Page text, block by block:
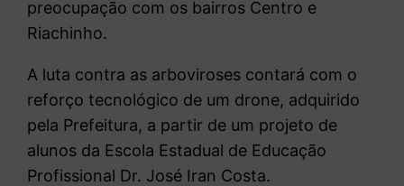
preocupação com os bairros Centro e
Riachinho.
A luta contra as arboviroses contará com o
reforço tecnológico de um drone, adquirido
pela Prefeitura, a partir de um projeto de
alunos da Escola Estadual de Educação
Profissional Dr. José Iran Costa.